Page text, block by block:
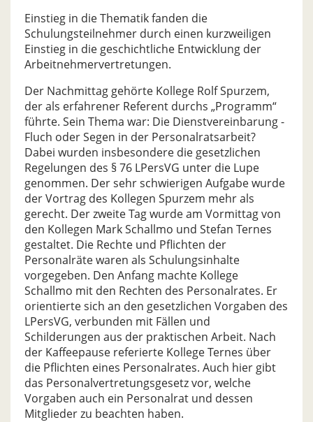
Einstieg in die Thematik fanden die
Schulungsteilnehmer durch einen kurzweiligen
Einstieg in die geschichtliche Entwicklung der
Arbeitnehmervertretungen.
Der Nachmittag gehörte Kollege Rolf Spurzem,
der als erfahrener Referent durchs „Programm“
führte. Sein Thema war: Die Dienstvereinbarung -
Fluch oder Segen in der Personalratsarbeit?
Dabei wurden insbesondere die gesetzlichen
Regelungen des § 76 LPersVG unter die Lupe
genommen. Der sehr schwierigen Aufgabe wurde
der Vortrag des Kollegen Spurzem mehr als
gerecht. Der zweite Tag wurde am Vormittag von
den Kollegen Mark Schallmo und Stefan Ternes
gestaltet. Die Rechte und Pflichten der
Personalräte waren als Schulungsinhalte
vorgegeben. Den Anfang machte Kollege
Schallmo mit den Rechten des Personalrates. Er
orientierte sich an den gesetzlichen Vorgaben des
LPersVG, verbunden mit Fällen und
Schilderungen aus der praktischen Arbeit. Nach
der Kaffeepause referierte Kollege Ternes über
die Pflichten eines Personalrates. Auch hier gibt
das Personalvertretungsgesetz vor, welche
Vorgaben auch ein Personalrat und dessen
Mitglieder zu beachten haben.